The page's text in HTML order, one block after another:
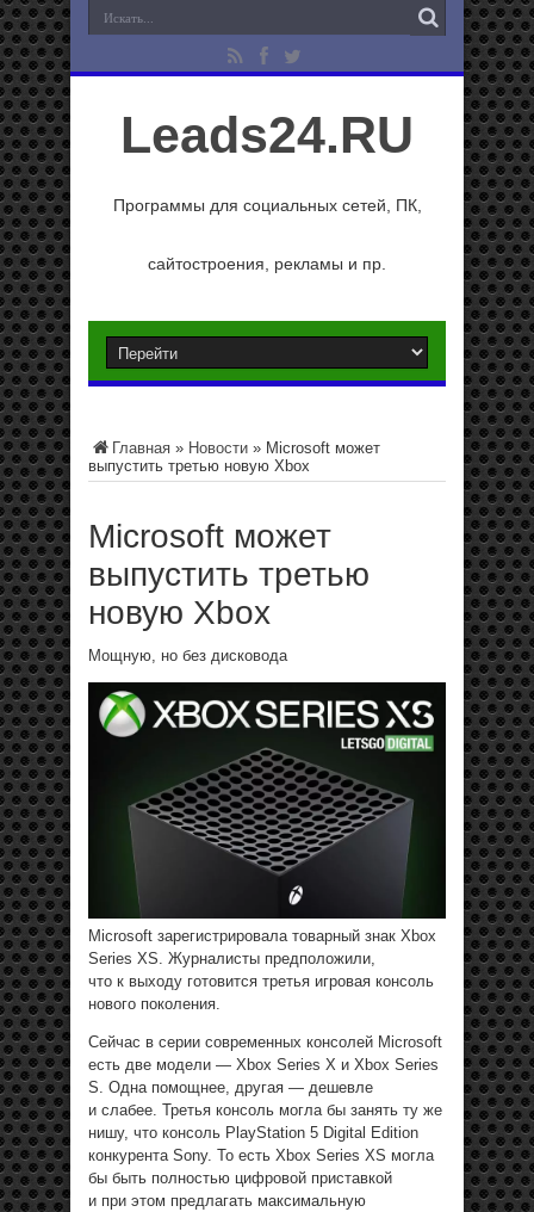
Leads24.RU
Программы для социальных сетей, ПК,
сайтостроения, рекламы и пр.
Главная » Новости » Microsoft может
выпустить третью новую Xbox
Microsoft может
выпустить третью
новую Xbox
Мощную, но без дисковода
Microsoft зарегистрировала товарный знак Xbox
Series XS. Журналисты предположили,
что к выходу готовится третья игровая консоль
нового поколения.
Сейчас в серии современных консолей Microsoft
есть две модели — Xbox Series X и Xbox Series
S. Одна помощнее, другая — дешевле
и слабее. Третья консоль могла бы занять ту же
нишу, что консоль PlayStation 5 Digital Edition
конкурента Sony. То есть Xbox Series XS могла
бы быть полностью цифровой приставкой
и при этом предлагать максимальную